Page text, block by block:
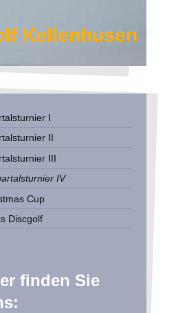
Kellenhusen
I
II
III
IV
Cup
Discgolf
finden Sie